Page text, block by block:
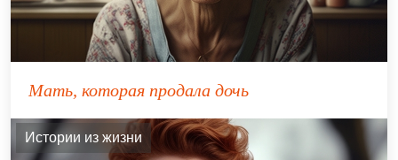
Мать, которая продала дочь
Истории из жизни